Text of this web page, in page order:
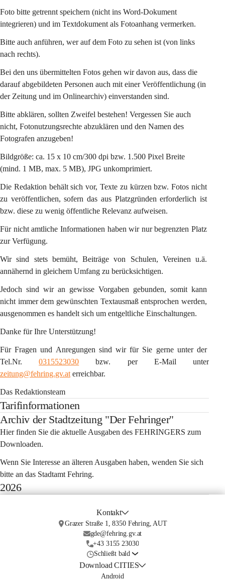
Foto bitte getrennt speichern (nicht ins Word-Dokument
integrieren) und im Textdokument als Fotoanhang vermerken.
Bitte auch anführen, wer auf dem Foto zu sehen ist (von links
nach rechts).
Bei den uns übermittelten Fotos gehen wir davon aus, dass die
darauf abgebildeten Personen auch mit einer Veröffentlichung (in
der Zeitung und im Onlinearchiv) einverstanden sind.
Bitte abklären, sollten Zweifel bestehen! Vergessen Sie auch
nicht, Fotonutzungsrechte abzuklären und den Namen des
Fotografen anzugeben!
Bildgröße: ca. 15 x 10 cm/300 dpi bzw. 1.500 Pixel Breite
(mind. 1 MB, max. 5 MB), JPG unkomprimiert.
Die Redaktion behält sich vor, Texte zu kürzen bzw. Fotos nicht
zu veröffentlichen, sofern das aus Platzgründen erforderlich ist
bzw. diese zu wenig öffentliche Relevanz aufweisen.
Für nicht amtliche Informationen haben wir nur begrenzten Platz
zur Verfügung.
Wir sind stets bemüht, Beiträge von Schulen, Vereinen u.ä.
annähernd in gleichem Umfang zu berücksichtigen.
Jedoch sind wir an gewisse Vorgaben gebunden, somit kann
nicht immer dem gewünschten Textausmaß entsprochen werden,
ausgenommen es handelt sich um entgeltliche Einschaltungen.
Danke für Ihre Unterstützung!
Für Fragen und Anregungen sind wir für Sie gerne unter der
Tel.Nr. 0315523030 bzw. per E-Mail unter
zeitung@fehring.gv.at erreichbar.
Das Redaktionsteam
Tarifinformationen
Archiv der Stadtzeitung "Der Fehringer"
Hier finden Sie die aktuelle Ausgaben des FEHRINGERS zum
Downloaden.
Wenn Sie Interesse an älteren Ausgaben haben, wenden Sie sich
bitte an das Stadtamt Fehring.
2026
Kontakt
Grazer Straße 1, 8350 Fehring, AUT
gde@fehring.gv.at
+43 3155 23030
Schließt bald
Download CITIES
Android